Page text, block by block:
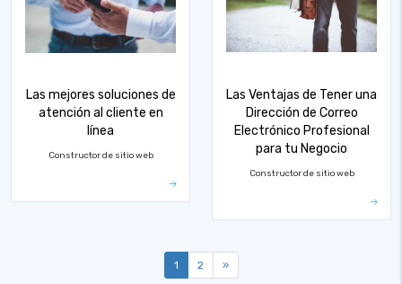
Las mejores soluciones de
atención al cliente en
línea
Constructor de sitio web
Las Ventajas de Tener una
Dirección de Correo
Electrónico Profesional
para tu Negocio
Constructor de sitio web
1 2 »